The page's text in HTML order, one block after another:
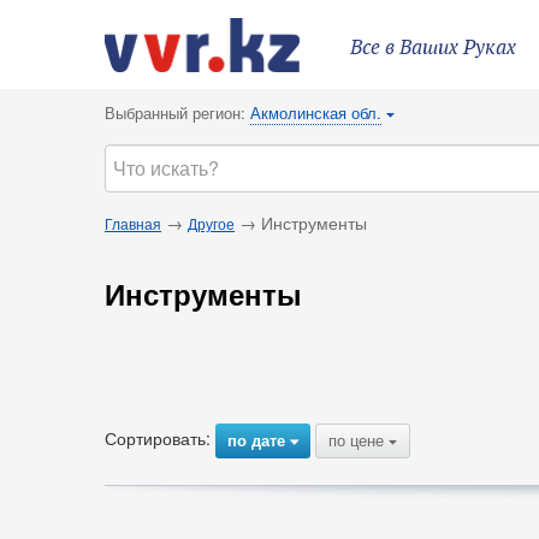
Все в Ваших Руках
Выбранный регион: Акмолинская обл. {
Главная → Другое → Инструменты
Инструменты
Сортировать: по дате{ по цене {